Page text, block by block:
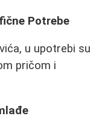
Potrebe
u upotrebi su
pričom i